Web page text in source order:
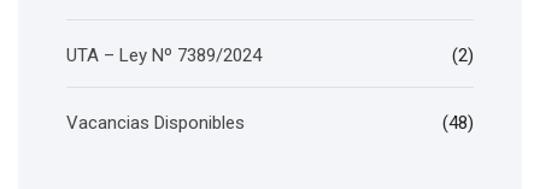
UTA – Ley Nº 7389/2024 (2)
Vacancias Disponibles (48)